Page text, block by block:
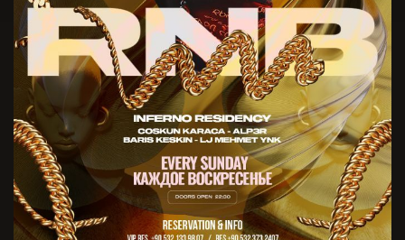
Cinsiyet *
Adres *
Hangi Müzik Tarzını Dinliyorsunuz? *
Club Inferno'da Favori Kokteyliniz *
Club Inferno da Hangi Konseptte Bir Parti Düzenlemek
İsterdiniz? *